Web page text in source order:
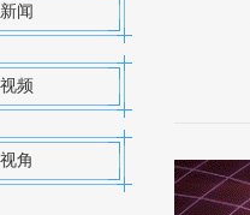
闻
频
角